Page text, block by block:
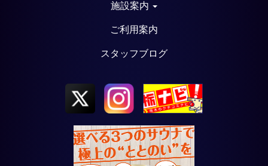
施設案内
ご利用案内
スタッフブログ